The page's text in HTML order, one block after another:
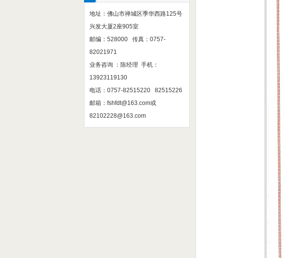
地址：佛山市禅城区季华西路125号
兴发大厦2座905室
邮编：528000 传真：0757-
82021971
业务咨询 ：陈经理 手机：
13923119130
电话：0757-82515220 82515226
邮箱：fshfdt@163.com或
82102228@163.com